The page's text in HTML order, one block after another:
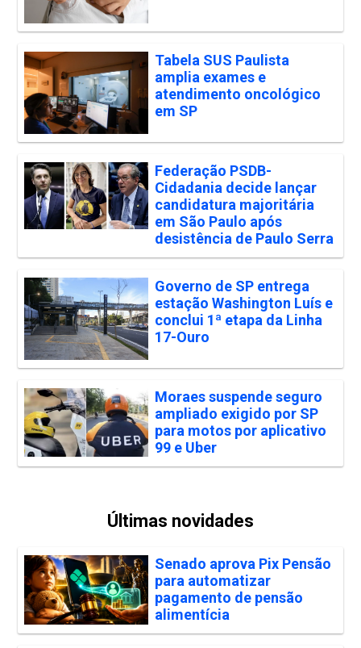
Tabela SUS Paulista
amplia exames e
atendimento oncológico
em SP
Federação PSDB-
Cidadania decide lançar
candidatura majoritária
em São Paulo após
desistência de Paulo Serra
Governo de SP entrega
estação Washington Luís e
conclui 1ª etapa da Linha
17-Ouro
Moraes suspende seguro
ampliado exigido por SP
para motos por aplicativo
99 e Uber
Últimas novidades
Senado aprova Pix Pensão
para automatizar
pagamento de pensão
alimentícia